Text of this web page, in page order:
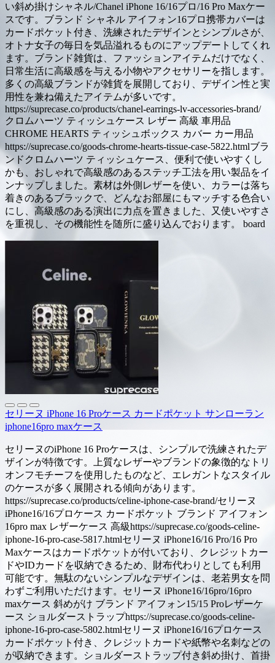
い斜め掛けシャネル/Chanel iPhone 16/16プロ/16 Pro Maxケー
スです。ブランド シャネル アイフォン16プロ携帯カバーは
カードポケット付き、洗練されたデザインとシンプルさが、
オトナ女子の毎日を気品溢れるものにアップデートしてくれ
ます。ブランド雑貨は、ファッションアイテムだけでなく、
日常生活に高級感を与える小物やアクセサリーを指します。
多くの高級ブランドが雑貨を展開しており、デザイン性と実
用性を兼ね備えたアイテムが多いです。
https://suprecase.co/products/chanel-earrings-lv-accessories-brand/
クロムハーツ ティッシュケース レザー 高級 車用品
CHROME HEARTS ティッシュボックス カバー カー用品
https://suprecase.co/goods-chrome-hearts-tissue-case-5822.htmlブラ
ンドクロムハーツ ティッシュケース、便利で使いやすくし
かも、おしゃれで高級感のあるステッチ工法を用い製品をイ
ンナップしました。素材は外側レザーを使い、カラーは落ち
着きのあるブラックで、どんなお部屋にもマッチする色合い
にし、高級感のある演出に力点を置きました、又使いやすさ
を重視し、その機能性を随所に盛り込んでおります。 board
セリーヌ iPhone 16 Proケース カードポケット サンローラン
iphone16pro maxケース
セリーヌのiPhone 16 Proケースは、シンプルで洗練されたデ
ザインが特徴です。上質なレザーやブランドの象徴的なトリ
オンフモチーフを使用したものなど、エレガントなスタイル
のケースが多く展開される傾向があります。
https://suprecase.co/products/celine-iphone-case-brand/セリーヌ
iPhone16/16プロケース カードポケット ブランド アイフォン
16pro max レザーケース 高級https://suprecase.co/goods-celine-
iphone-16-pro-case-5817.htmlセリーヌ iPhone16/16 Pro/16 Pro
Maxケースはカードポケットが付いており、クレジットカー
ドやIDカードを収納できるため、財布代わりとしても利用
可能です。無駄のないシンプルなデザインは、老若男女を問
わずご利用いただけます。セリーヌ iPhone16/16pro/16pro
maxケース 斜めがけ ブランド アイフォン15/15 Proレザーケ
ース ショルダーストラップhttps://suprecase.co/goods-celine-
iphone-16-pro-case-5802.htmlセリーヌ iPhone16/16プロケース
カードポケット付き、クレジットカードや紙幣や名刺などの
が収納できます。ショルダーストラップ付き斜め掛け、首掛